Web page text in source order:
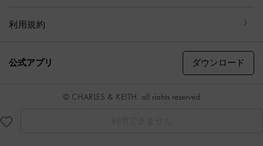
利用規約
公式アプリ ダウンロード
© CHARLES & KEITH, all rights reserved